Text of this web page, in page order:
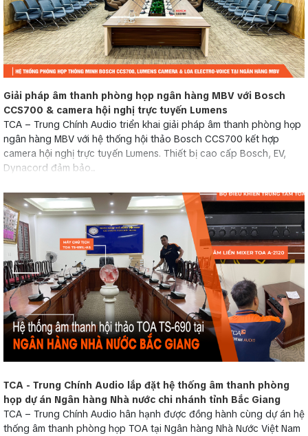
Giải pháp âm thanh phòng họp ngân hàng MBV với Bosch
CCS700 & camera hội nghị trực tuyến Lumens
TCA – Trung Chính Audio triển khai giải pháp âm thanh phòng họp
ngân hàng MBV với hệ thống hội thảo Bosch CCS700 kết hợp
camera hội nghị trực tuyến Lumens. Thiết bị cao cấp Bosch, EV,
Dynacord đảm bảo...
TCA - Trung Chính Audio lắp đặt hệ thống âm thanh phòng
họp dự án Ngân hàng Nhà nước chi nhánh tỉnh Bắc Giang
TCA – Trung Chính Audio hân hạnh được đồng hành cùng dự án hệ
thống âm thanh phòng họp TOA tại Ngân hàng Nhà Nước Việt Nam